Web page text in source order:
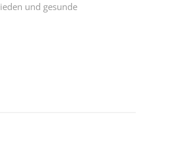
und gesunde